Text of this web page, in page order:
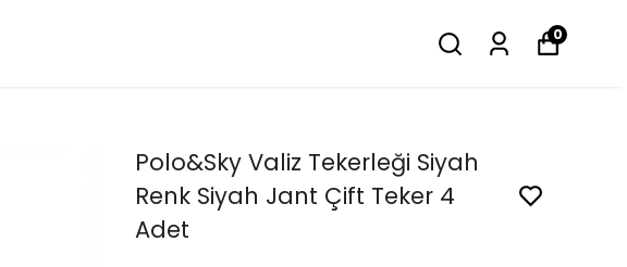
0
Polo&Sky Valiz Tekerleği Siyah
Renk Siyah Jant Çift Teker 4
Adet